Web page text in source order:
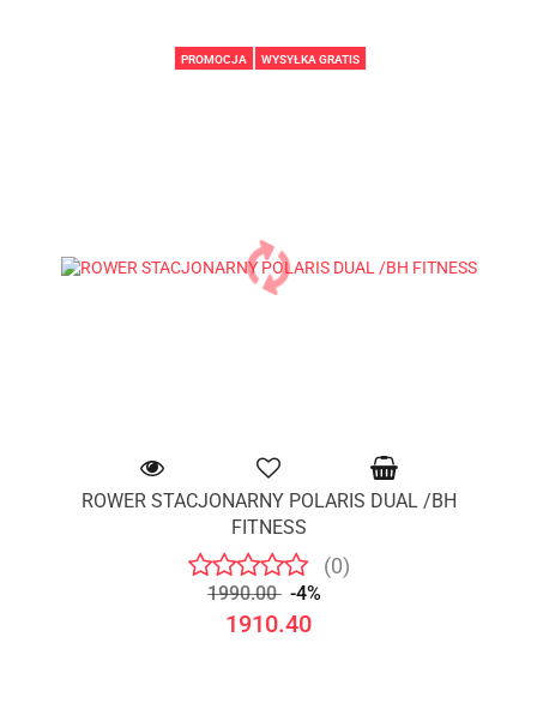
PROMOCJA WYSYŁKA GRATIS
ROWER STACJONARNY POLARIS DUAL /BH
FITNESS
(0)
1990.00 -4%
1910.40